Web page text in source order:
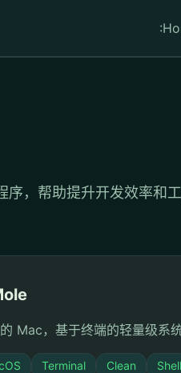
，帮助提升开发效率和工
Mac，基于终端的轻量级系
Terminal Clean Shell